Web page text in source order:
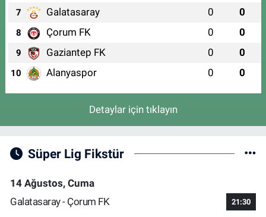
7 Galatasaray 0 0
8 Çorum FK 0 0
9 Gaziantep FK 0 0
10 Alanyaspor 0 0
Detaylar için tıklayın
Süper Lig Fikstür
14 Ağustos, Cuma
Galatasaray - Çorum FK
21:30